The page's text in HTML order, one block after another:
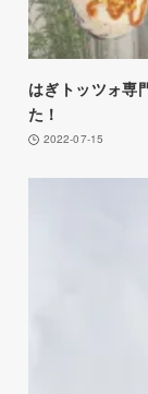
はぎトッツォ専
た！
2022-07-15